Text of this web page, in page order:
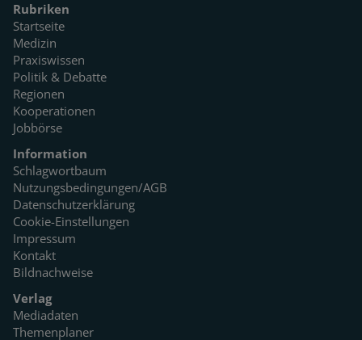
Rubriken
Startseite
Medizin
Praxiswissen
Politik & Debatte
Regionen
Kooperationen
Jobbörse
Information
Schlagwortbaum
Nutzungsbedingungen/AGB
Datenschutzerklärung
Cookie-Einstellungen
Impressum
Kontakt
Bildnachweise
Verlag
Mediadaten
Themenplaner